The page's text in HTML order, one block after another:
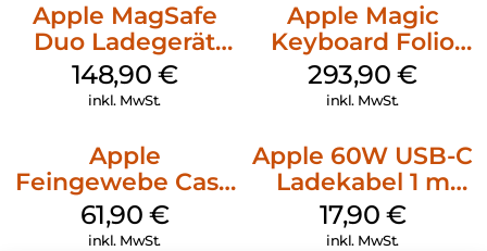
Apple MagSafe
Duo Ladegerät
Weiß
148,90 €
inkl. MwSt.
Apple Magic
Keyboard Folio
iPad 10.9″ (10.Gen.)
Weiß
293,90€
inkl. MwSt.
Apple
Feingewebe Case
iPhone 15 Pro
MagSafe Schwarz
61,90 €
inkl. MwSt.
Apple 60W USB-C
Ladekabel 1 m
Weiß
17,90 €
inkl. MwSt.